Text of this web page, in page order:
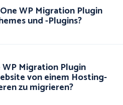
WP Migration Plugin
und -Plugins?
WP Migration Plugin
von einem Hosting-
zu migrieren?